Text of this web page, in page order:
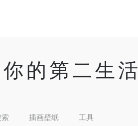
的第二生活
插画壁纸 工具